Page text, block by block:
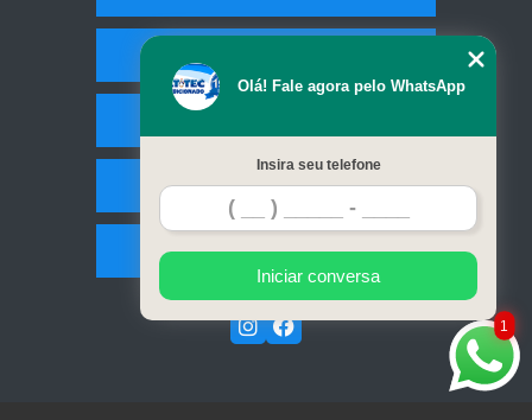
Contato
Mapa do site
1
Olá! Fale agora pelo WhatsApp
Insira seu telefone
Iniciar conversa